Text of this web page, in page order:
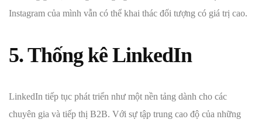
Instagram của mình vẫn có thể khai thác đối tượng có giá trị cao.
5. Thống kê LinkedIn
LinkedIn tiếp tục phát triển như một nền tảng dành cho các
chuyên gia và tiếp thị B2B. Với sự tập trung cao độ của những